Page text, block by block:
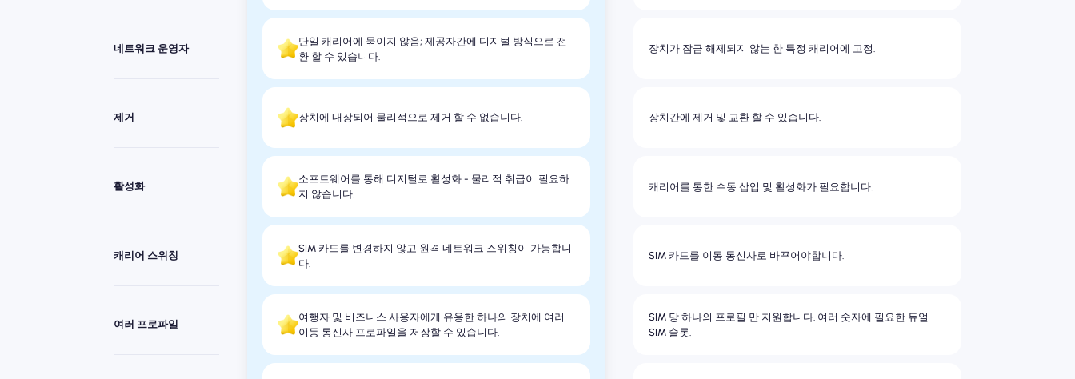
네트워크 운영자
제거
활성화
캐리어 스위칭
여러 프로파일
단일 캐리어에 묶이지 않음; 제공자간에 디지털 방식으로 전
환 할 수 있습니다.
장치에 내장되어 물리적으로 제거 할 수 없습니다.
소프트웨어를 통해 디지털로 활성화 - 물리적 취급이 필요하
지 않습니다.
SIM 카드를 변경하지 않고 원격 네트워크 스위칭이 가능합니
다.
여행자 및 비즈니스 사용자에게 유용한 하나의 장치에 여러
이동 통신사 프로파일을 저장할 수 있습니다.
장치가 잠금 해제되지 않는 한 특정 캐리어에 고정.
장치간에 제거 및 교환 할 수 있습니다.
캐리어를 통한 수동 삽입 및 활성화가 필요합니다.
SIM 카드를 이동 통신사로 바꾸어야합니다.
SIM 당 하나의 프로필 만 지원합니다. 여러 숫자에 필요한 듀얼
SIM 슬롯.